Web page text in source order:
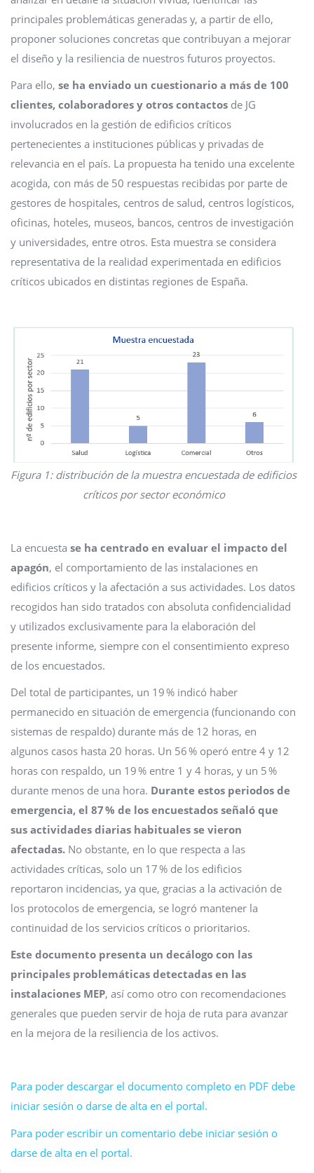
principales problemáticas generadas y, a partir de ello,
proponer soluciones concretas que contribuyan a mejorar
el diseño y la resiliencia de nuestros futuros proyectos.
Para ello, se ha enviado un cuestionario a más de 100
clientes, colaboradores y otros contactos de JG
involucrados en la gestión de edificios críticos
pertenecientes a instituciones públicas y privadas de
relevancia en el país. La propuesta ha tenido una excelente
acogida, con más de 50 respuestas recibidas por parte de
gestores de hospitales, centros de salud, centros logísticos,
oficinas, hoteles, museos, bancos, centros de investigación
y universidades, entre otros. Esta muestra se considera
representativa de la realidad experimentada en edificios
críticos ubicados en distintas regiones de España.
Figura 1: distribución de la muestra encuestada de edificios
críticos por sector económico
La encuesta se ha centrado en evaluar el impacto del
apagón, el comportamiento de las instalaciones en
edificios críticos y la afectación a sus actividades. Los datos
recogidos han sido tratados con absoluta confidencialidad
y utilizados exclusivamente para la elaboración del
presente informe, siempre con el consentimiento expreso
de los encuestados.
Del total de participantes, un 19 % indicó haber
permanecido en situación de emergencia (funcionando con
sistemas de respaldo) durante más de 12 horas, en
algunos casos hasta 20 horas. Un 56 % operó entre 4 y 12
horas con respaldo, un 19 % entre 1 y 4 horas, y un 5 %
durante menos de una hora. Durante estos periodos de
emergencia, el 87 % de los encuestados señaló que
sus actividades diarias habituales se vieron
afectadas. No obstante, en lo que respecta a las
actividades críticas, solo un 17 % de los edificios
reportaron incidencias, ya que, gracias a la activación de
los protocolos de emergencia, se logró mantener la
continuidad de los servicios críticos o prioritarios.
Este documento presenta un decálogo con las
principales problemáticas detectadas en las
instalaciones MEP, así como otro con recomendaciones
generales que pueden servir de hoja de ruta para avanzar
en la mejora de la resiliencia de los activos.
Para poder descargar el documento completo en PDF debe
iniciar sesión o darse de alta en el portal.
Para poder escribir un comentario debe iniciar sesión o
darse de alta en el portal.